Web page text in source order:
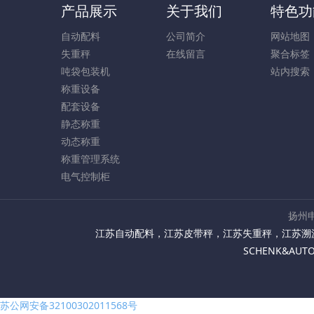
产品展示
自动配料
失重秤
吨袋包装机
称重设备
配套设备
静态称重
动态称重
称重管理系统
电气控制柜
关于我们
公司简介
在线留言
特色
网站地图
聚合标签
站内搜索
扬州
江苏自动配料， 江苏皮带秤， 江苏失重秤， 江苏溯
苏公网安备32100302011568号